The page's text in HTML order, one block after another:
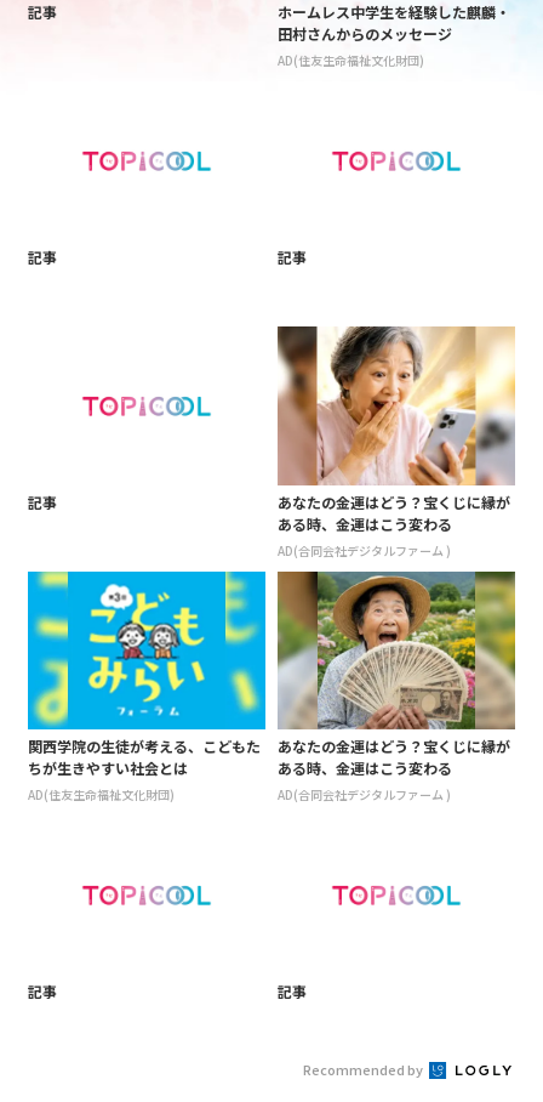
記事
ホームレス中学生を経験した麒麟・
田村さんからのメッセージ
AD(住友生命福祉文化財団)
記事 記事
記事
あなたの金運はどう？宝くじに縁が
ある時、金運はこう変わる
AD(合同会社デジタルファーム )
関西学院の生徒が考える、こどもた
ちが生きやすい社会とは
AD(住友生命福祉文化財団)
あなたの金運はどう？宝くじに縁が
ある時、金運はこう変わる
AD(合同会社デジタルファーム )
記事 記事
Recommended by